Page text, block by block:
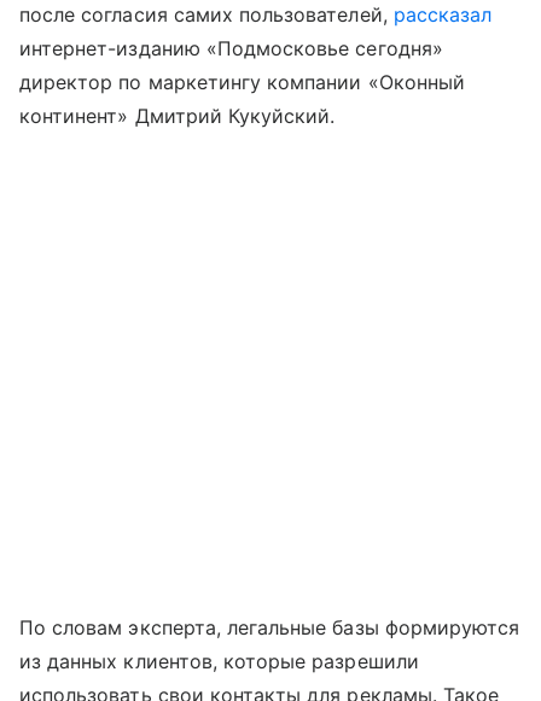
после согласия самих пользователей, рассказал
интернет-изданию «Подмосковье сегодня»
директор по маркетингу компании «Оконный
континент» Дмитрий Кукуйский.
По словам эксперта, легальные базы формируются
из данных клиентов, которые разрешили
использовать свои контакты для рекламы. Такое